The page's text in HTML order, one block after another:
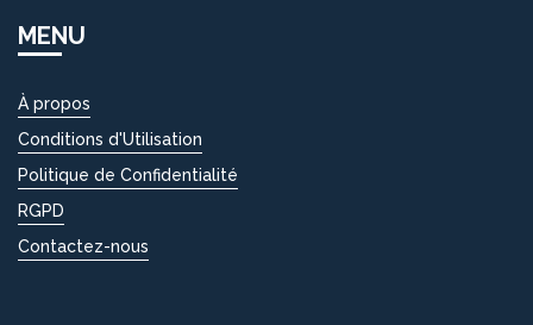
MENU
À propos
Conditions d'Utilisation
Politique de Confidentialité
RGPD
Contactez-nous